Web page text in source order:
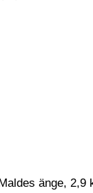
änge, 2,9